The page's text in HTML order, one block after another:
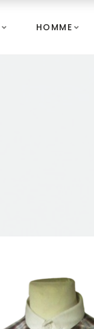
HOMME